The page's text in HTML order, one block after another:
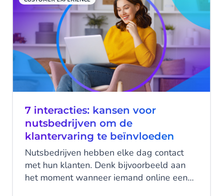
belangrijkste resultaten van het
onderzoek.
7 interacties: kansen voor
nutsbedrijven om de
klantervaring te beïnvloeden
Nutsbedrijven hebben elke dag contact
met hun klanten. Denk bijvoorbeeld aan
het moment wanneer iemand online een